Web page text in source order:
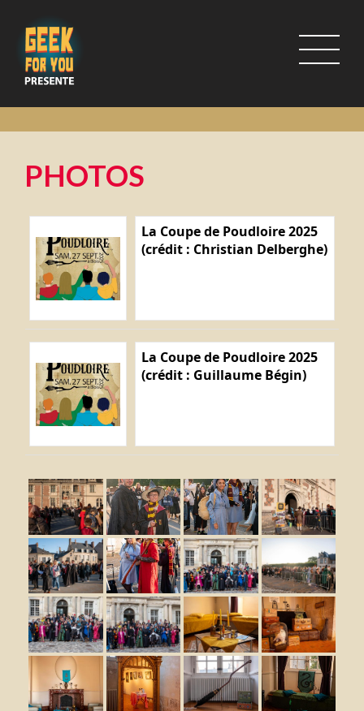
PHOTOS
La Coupe de Poudloire 2025
(crédit : Christian Delberghe)
La Coupe de Poudloire 2025
(crédit : Guillaume Bégin)